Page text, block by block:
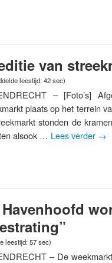
van
leestijd: 42 sec)
– [Foto’s]
plaats op het terrein
stonden de
alsook … Lees verder →
leestijd: 57 sec)
– De